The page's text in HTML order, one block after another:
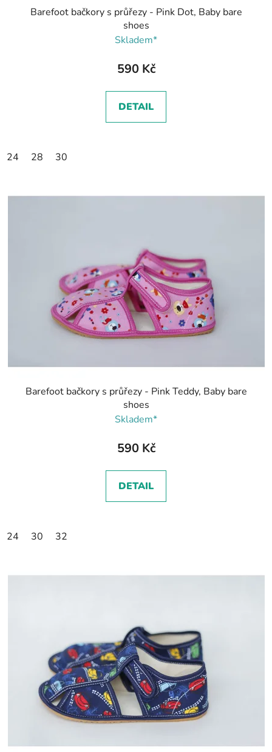
Barefoot bačkory s průřezy - Pink Dot, Baby bare
shoes
Skladem*
590 Kč
DETAIL
24 28 30
Barefoot bačkory s průřezy - Pink Teddy, Baby bare
shoes
Skladem*
590 Kč
DETAIL
24 30 32